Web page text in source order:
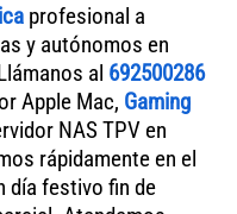
profesional a
y autónomos en
al 692500286
Apple Mac, Gaming
NAS TPV en
rápidamente en el
día festivo fin de